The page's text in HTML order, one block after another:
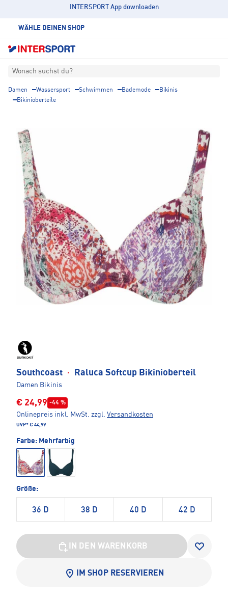
INTERSPORT App downloaden
WÄHLE DEINEN SHOP
Wonach suchst du?
Damen Wassersport Schwimmen Bademode
Bikinis
Bikinioberteile
Southcoast · Raluca Softcup Bikinioberteil
Damen Bikinis
€ 24,99 -44 %
Onlinepreis inkl. MwSt. zzgl. Versandkosten
UVP* € 44,99
Farbe: Mehrfarbig
Größe:
36 D 38 D 40 D 42 D
IN DEN WARENKORB
IM SHOP RESERVIEREN